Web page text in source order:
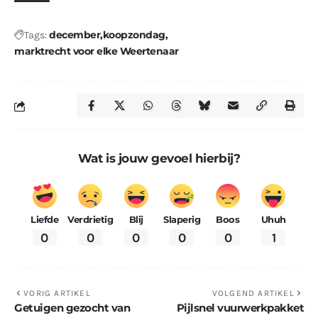
Tags:decemberkoopzondag
marktrecht voor elke Weertenaar
Wat is jouw gevoel hierbij?
Liefde
0
Verdrietig
0
Blij
0
Slaperig
0
Boos
0
Uhuh
1
VORIG ARTIKEL
Getuigen gezocht van
VOLGEND ARTIKEL
Pijlsnel vuurwerkpakket